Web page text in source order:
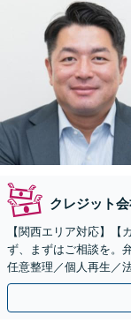
クレジット
【関西エリア対応】【
ず、まずはご相談を。
任意整理／個人再生／
ご提案【破産管財人経